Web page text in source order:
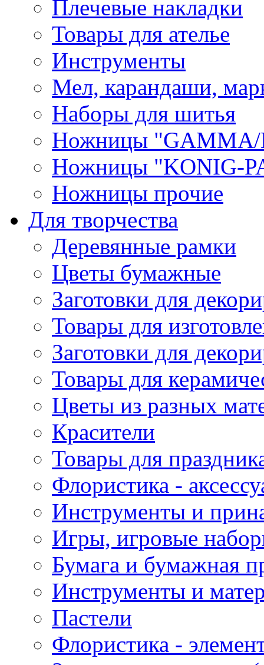
Плечевые накладки
Товары для ателье
Инструменты
Мел, карандаши,
Наборы для шитья
Ножницы "GAMMA/
Ножницы "KONIG-
Ножницы прочие
Для творчества
Деревянные рамки
Цветы бумажные
Заготовки для
Товары для
Заготовки для
Товары для
Цветы из разных
Красители
Товары для
Флористика -
Инструменты и
Игры, игровые
Бумага и бумажная
Инструменты и
Пастели
Флористика -